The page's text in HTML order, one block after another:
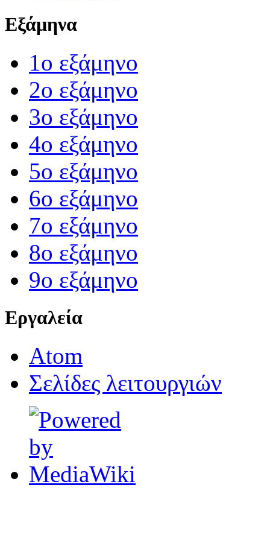
Εξάμηνα
1ο εξάμηνο
2ο εξάμηνο
3ο εξάμηνο
4ο εξάμηνο
5ο εξάμηνο
6ο εξάμηνο
7ο εξάμηνο
8ο εξάμηνο
9ο εξάμηνο
Εργαλεία
Atom
Σελίδες λειτουργιών